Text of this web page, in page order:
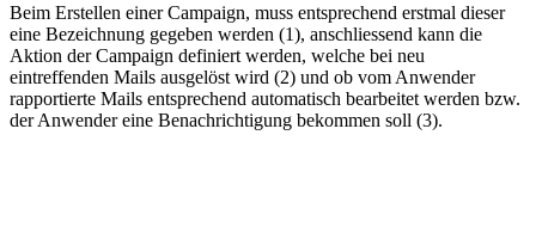
Beim Erstellen einer Campaign, muss entsprechend erstmal dieser
eine Bezeichnung gegeben werden (1), anschliessend kann die
Aktion der Campaign definiert werden, welche bei neu
eintreffenden Mails ausgelöst wird (2) und ob vom Anwender
rapportierte Mails entsprechend automatisch bearbeitet werden bzw.
der Anwender eine Benachrichtigung bekommen soll (3).